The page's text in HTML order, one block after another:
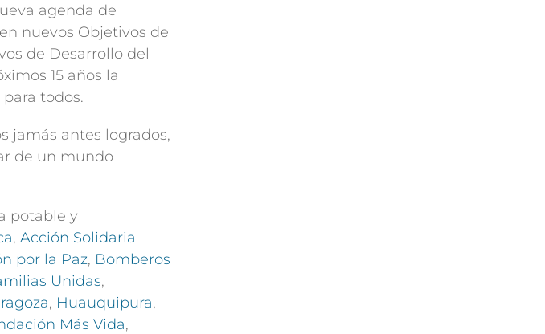
agenda de
nuevos Objetivos de
de Desarrollo del
15 años la
todos.
jamás antes logrados,
de un mundo
potable y
, Acción Solidaria
por la Paz, Bomberos
Unidas,
, Huauquipura,
Más Vida,